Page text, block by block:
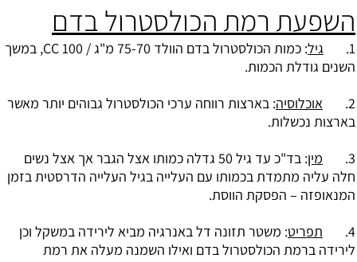
השפעת רמת הכולסטרול בדם
1. גיל
: כמות הכולסטרול בדם הוולד 75-70 מ"ג / CC 100, במשך
השנים גודלת הכמות.
2.
אוכלוסיה: בארצות רווחה ערכי הכולסטרול גבוהים יותר מאשר
בארצות נכשלות.
3.
מין
: בד"כ עד גיל 50 גדלה כמותו אצל הגבר אך אצל נשים
חלה עליה מתמדת בכמותו עם העלייה בגיל העלייה הדרסטית בזמן
המנאופזה – הפסקת הווסת.
4.
תפריט: משטר תזונה דל באנרגיה מביא לירידה במשקל וכן
לירידה ברמת הכולסטרול בדם ואילו השמנה מעלה את רמת